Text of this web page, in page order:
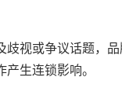
歧视或争议话题，品
生连锁影响。